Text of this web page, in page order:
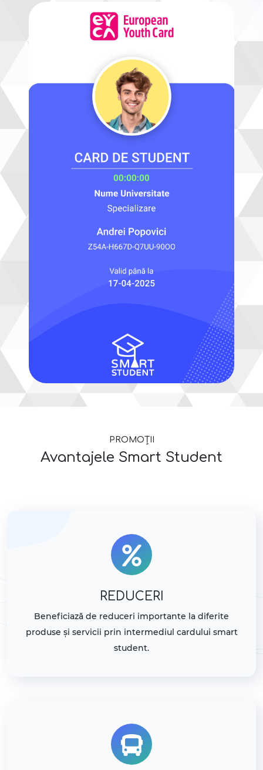
PROMOȚII
Avantajele Smart Student
REDUCERI
Beneficiază de reduceri importante la diferite
produse și servicii prin intermediul cardului smart
student.